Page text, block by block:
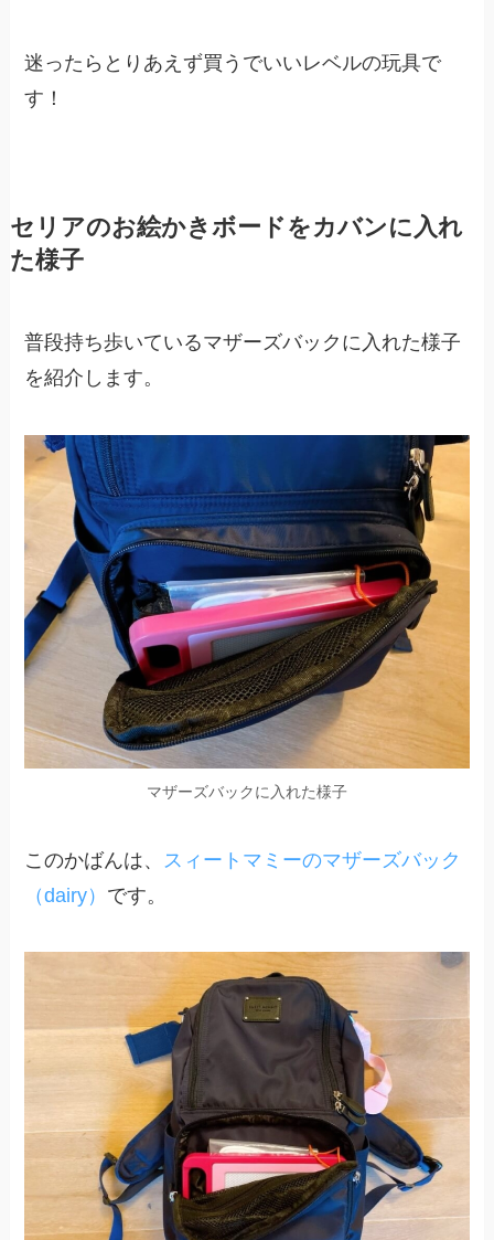
迷ったらとりあえず買うでいいレベルの玩具で
す！
セリアのお絵かきボードをカバンに入れ
た様子
普段持ち歩いているマザーズバックに入れた様子
を紹介します。
マザーズバックに入れた様子
このかばんは、
スィートマミーのマザーズバック
（dairy） です。